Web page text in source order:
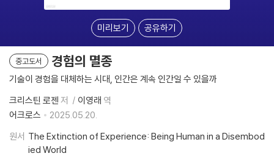
미리보기 공유하기
중고도서 경험의 멸종
기술이 경험을 대체하는 시대, 인간은 계속 인간일 수 있을까
크리스틴 로젠 저 이영래 역
어크로스
2025.05.20.
원서 The Extinction of Experience: Being Human in a Disembod
ied World